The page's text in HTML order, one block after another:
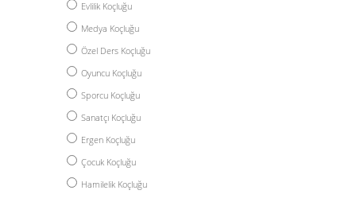
Evlilik Koçluğu
Medya Koçluğu
Özel Ders Koçluğu
Oyuncu Koçluğu
Sporcu Koçluğu
Sanatçı Koçluğu
Ergen Koçluğu
Çocuk Koçluğu
Hamilelik Koçluğu